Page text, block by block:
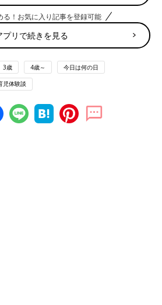
トイレに行ける子が多くなってきます
できるかで頭を悩ますママ・パパが多
スによると、
乾系敷パット型シーツ、枕元には着替
れても必ずトイレに行くことを習慣に
る！お気に入り記事を登録可能
プリで続きを見る
3歳 4歳～ 今日は何の日
児体験談